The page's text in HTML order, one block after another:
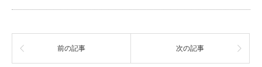
度
は
前の記事 次の記事